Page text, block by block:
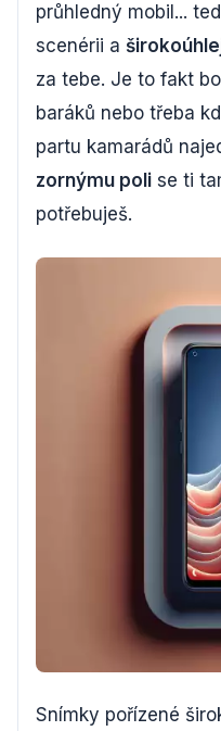
průhledný mobil...
scenérii a
za tebe. Je to fakt
baráků nebo třeba
partu kamarádů
zornýmu poli se ti
potřebuješ.
Snímky pořízené